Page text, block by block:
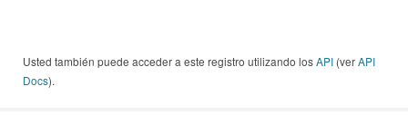
Usted también puede acceder a este registro utilizando losAPI (verAPI
Docs).